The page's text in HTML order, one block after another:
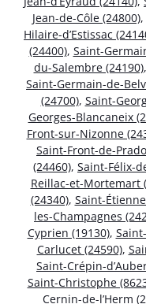
Jean-de-Côle (24800),
Hilaire-d’Estissac
(24400), Saint-
du-Salembre (24190),
Saint-Germain-de-
(24700), Saint-
Georges-Blancaneix
Front-sur-Nizonne
Saint-Front-de-
(24460), Saint-Félix-
Reillac-et-Mortemart
(24340), Saint-
les-Champagnes
Cyprien (19130),
Carlucet (24590),
Saint-Crépin-
Saint-Christophe
Cernin-de-l’Herm